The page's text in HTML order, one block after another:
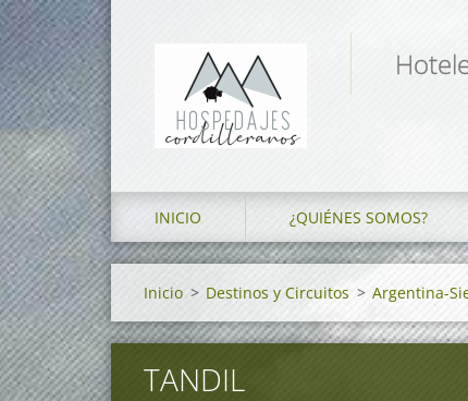
INICIO ¿QUIÉNES SOMOS?
Inicio > Destinos y Circuitos > Argentina-
TANDIL